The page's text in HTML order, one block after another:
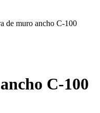
de muro ancho C-100
C-100